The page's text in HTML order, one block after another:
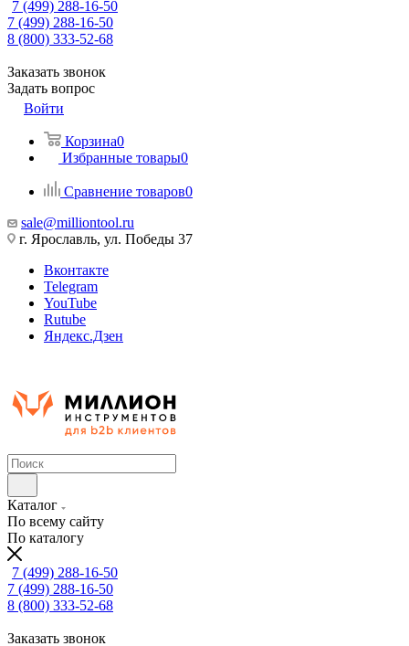
7 (499) 288-16-50
7 (499) 288-16-50
8 (800) 333-52-68
Заказать звонок
Задать вопрос
Войти
Корзина0
Избранные товары0
Сравнение товаров0
sale@milliontool.ru
г. Ярославль, ул. Победы 37
Вконтакте
Telegram
YouTube
Rutube
Яндекс.Дзен
Каталог
По всему сайту
По каталогу
7 (499) 288-16-50
7 (499) 288-16-50
8 (800) 333-52-68
Заказать звонок